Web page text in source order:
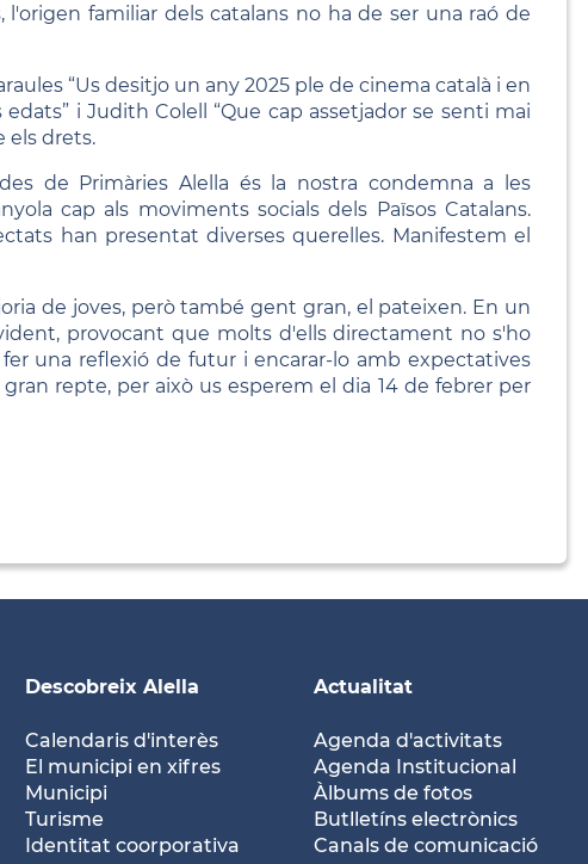
familiar dels catalans no ha de ser una raó de
“Us desitjo un any 2025 ple de cinema català i en
i Judith Colell “Que cap assetjador se senti mai
els drets.
de Primàries Alella és la nostra condemna a les
cap als moviments socials dels Països Catalans.
han presentat diverses querelles. Manifestem el
de joves, però també gent gran, el pateixen. En un
provocant que molts d'ells directament no s'ho
una reflexió de futur i encarar-lo amb expectatives
repte, per això us esperem el dia 14 de febrer per
Descobreix Alella
Calendaris d'interès
El municipi en xifres
Municipi
Turisme
Identitat coorporativa
Actualitat
Agenda d'activitats
Agenda Institucional
Àlbums de fotos
Butlletíns electrònics
Canals de comunicació